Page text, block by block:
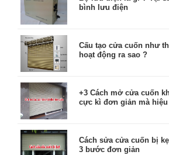
bình lưu điện
Cấu tạo cửa cuốn như
hoạt động ra sao ?
+3 Cách mở cửa cuốn
cực kì đơn giản mà hiệu
Cách sửa cửa cuốn bị
3 bước đơn giản